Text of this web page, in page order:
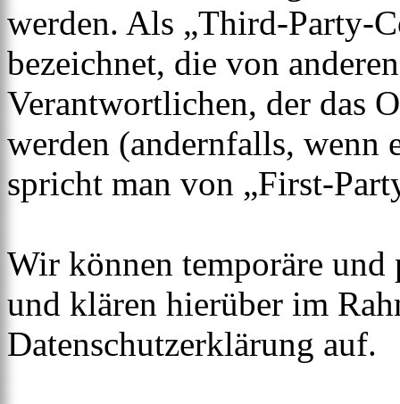
werden. Als „Third-Party-
bezeichnet, die von
Verantwortlichen, der das
werden (andernfalls, wenn
spricht man von „First-
Wir können temporäre und
und klären hierüber im
Datenschutzerklärung auf.